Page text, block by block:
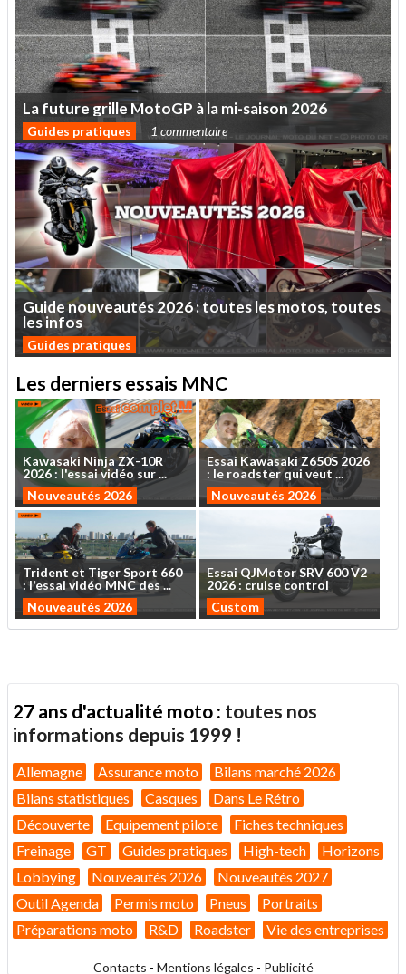
Lafuturegrille MotoGP àlami-saison 2026
Guides pratiques 1 commentaire
Guidenouveautés2026:touteslesmotos,toutes
lesinfos
Guides pratiques
Les derniers essais MNC
Kawasaki NinjaZX-10R
2026: l'essaividéo sur...
Nouveautés 2026
Essai Kawasaki Z650S 2026
: le roadsterquiveut ...
Nouveautés 2026
Trident et TigerSport 660
: l'essaividéo MNCdes...
Nouveautés 2026
EssaiQJMotorSRV 600V2
2026 : cruise control
Custom
27 ans d'actualité moto : toutes nos
informations depuis 1999 !
Allemagne Assurance moto
Bilans marché 2026
Bilans statistiques
Casques
Dans Le Rétro
Découverte
Equipement pilote
Fiches techniques
Freinage
GT Guides pratiques High-tech
Horizons
Lobbying
Nouveautés 2026
Nouveautés 2027
Outil Agenda
Permis moto Pneus
Portraits
Préparations moto
R&D Roadster Vie des entreprises
Contacts - Mentions légales - Publicité